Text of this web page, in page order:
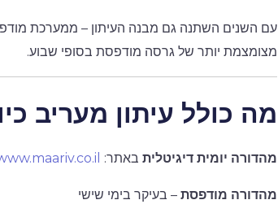
עם השנים השתנה גם מבנה העיתון – ממערכת
מצומצמת יותר של גרסה מודפסת בסופי שבוע.
מה כולל עיתון מעריב
מהדורה יומית דיגיטליתבאתר:
מהדורה מודפסת– בעיקר בימי שישי